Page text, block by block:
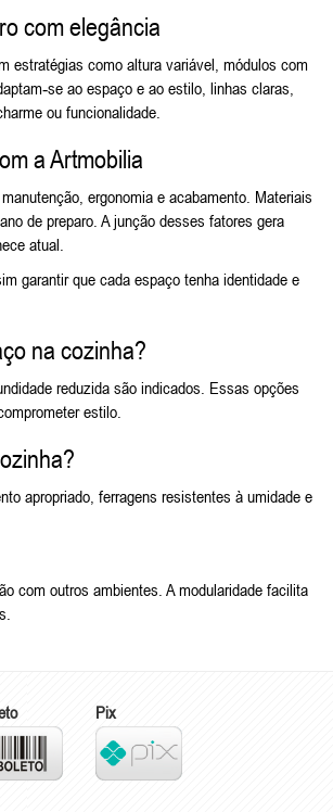
com elegância
estratégias como altura variável, módulos com
ao espaço e ao estilo, linhas claras,
ou funcionalidade.
a Artmobilia
ergonomia e acabamento. Materiais
de preparo. A junção desses fatores gera
atual.
garantir que cada espaço tenha identidade e
na cozinha?
reduzida são indicados. Essas opções
estilo.
apropriado, ferragens resistentes à umidade e
com outros ambientes. A modularidade facilita
Pix